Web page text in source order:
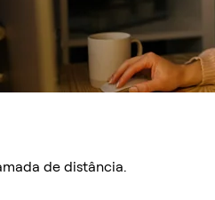
de distância.